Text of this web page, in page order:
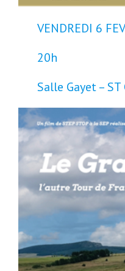
VENDREDI 6
20h
Salle Gayet – ST